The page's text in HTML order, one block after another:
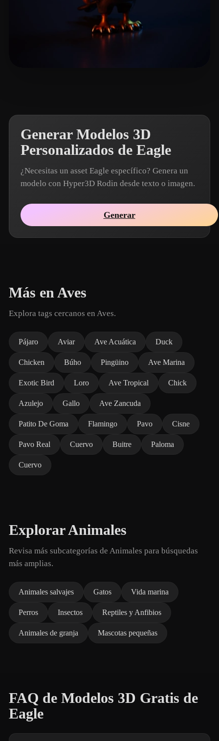
Generar Modelos 3D
Personalizados de Eagle
¿Necesitas un asset Eagle específico? Genera un
modelo con Hyper3D Rodin desde texto o imagen.
Generar
Más en Aves
Explora tags cercanos en Aves.
Pájaro Aviar Ave Acuática Duck
Chicken Búho Pingüino Ave Marina
Exotic Bird Loro Ave Tropical Chick
Azulejo Gallo Ave Zancuda
Patito De Goma Flamingo Pavo Cisne
Pavo Real Cuervo Buitre Paloma
Cuervo
Explorar Animales
Revisa más subcategorías de Animales para búsquedas
más amplias.
Animales salvajes Gatos Vida marina
Perros Insectos Reptiles y Anfibios
Animales de granja Mascotas pequeñas
FAQ de Modelos 3D Gratis de
Eagle